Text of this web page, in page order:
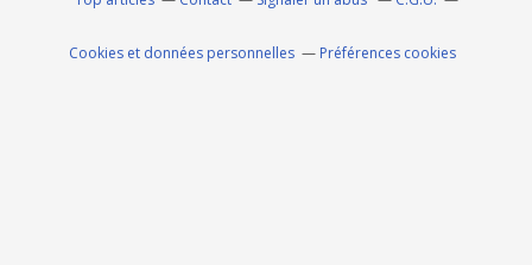
Cookies et données personnelles Préférences cookies